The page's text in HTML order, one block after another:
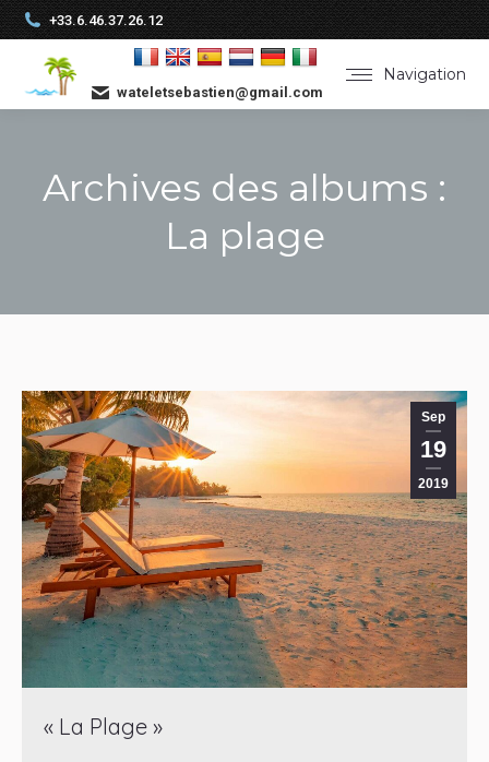
+33.6.46.37.26.12
Navigation
wateletsebastien@gmail.com
Archives des albums :
La plage
Sep
19
2019
« La Plage »